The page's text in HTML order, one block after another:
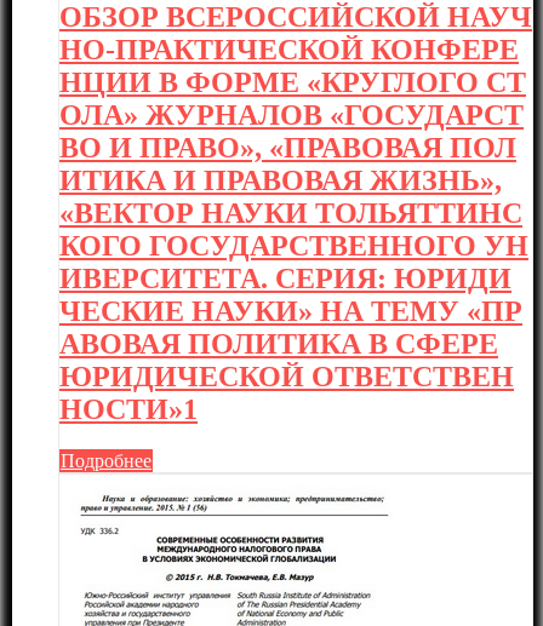
ОБЗОР ВСЕРОССИЙСКОЙ НАУЧ
НО-ПРАКТИЧЕСКОЙ КОНФЕРЕ
НЦИИ В ФОРМЕ «КРУГЛОГО СТ
ОЛА» ЖУРНАЛОВ «ГОСУДАРСТ
ВО И ПРАВО», «ПРАВОВАЯ ПОЛ
ИТИКА И ПРАВОВАЯ ЖИЗНЬ»,
«ВЕКТОР НАУКИ ТОЛЬЯТТИНС
КОГО ГОСУДАРСТВЕННОГО УН
ИВЕРСИТЕТА. СЕРИЯ: ЮРИДИ
ЧЕСКИЕ НАУКИ» НА ТЕМУ «ПР
АВОВАЯ ПОЛИТИКА В СФЕРЕ
ЮРИДИЧЕСКОЙ ОТВЕТСТВЕН
НОСТИ»1
Подробнее